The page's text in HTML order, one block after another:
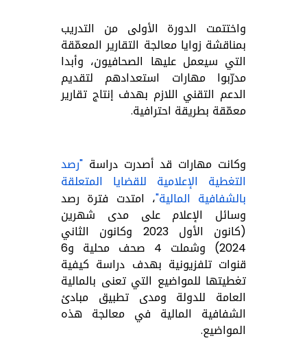
واختتمت الدورة الأولى من التدريب
بمناقشة زوايا معالجة التقارير المعمّقة
التي سيعمل عليها الصحافيون، وأبدا
مدرّبوا مهارات استعدادهم لتقديم
الدعم التقني اللازم بهدف إنتاج تقارير
معمّقة بطريقة احترافية.
وكانت مهارات قد أصدرت دراسة "رصد
التغطية الإعلامية للقضايا المتعلقة
بالشفافية المالية"، امتدت فترة رصد
وسائل الإعلام على مدى شهرين
(كانون الأول 2023 وكانون الثاني
2024) وشملت 4 صحف محلية و6
قنوات تلفزيونية بهدف دراسة كيفية
تغطيتها للمواضيع التي تعنى بالمالية
العامة للدولة ومدى تطبيق مبادئ
الشفافية المالية في معالجة هذه
المواضيع.